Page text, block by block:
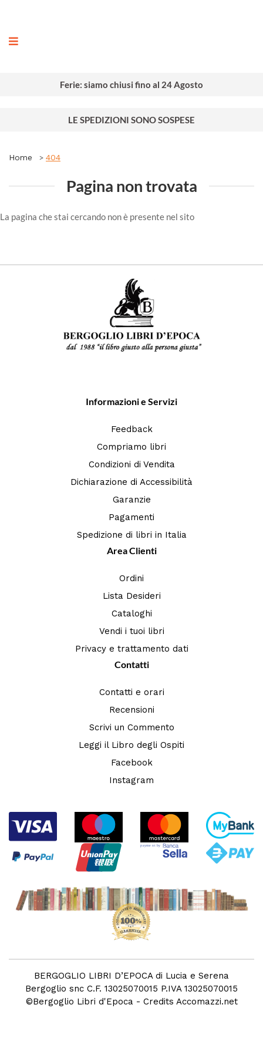
Ferie: siamo chiusi fino al 24 Agosto
LE SPEDIZIONI SONO SOSPESE
Home 404
Pagina non trovata
La pagina che stai cercando non è presente nel sito
Informazioni e Servizi
Feedback
Compriamo libri
Condizioni di Vendita
Dichiarazione di Accessibilità
Garanzie
Pagamenti
Spedizione di libri in Italia
Area Clienti
Ordini
Lista Desideri
Cataloghi
Vendi i tuoi libri
Privacy e trattamento dati
Contatti
Contatti e orari
Recensioni
Scrivi un Commento
Leggi il Libro degli Ospiti
Facebook
Instagram
BERGOGLIO LIBRI D’EPOCA di Lucia e Serena
Bergoglio snc C.F. 13025070015 P.IVA 13025070015
©Bergoglio Libri d'Epoca - Credits Accomazzi.net